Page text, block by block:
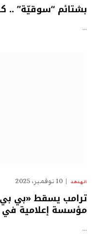
بشتائم “سوقيّة” ..
…
الهدهد 10 نوفمبر، 2025
ترامب يسقط «بي
مؤسسة إعلامية في
…